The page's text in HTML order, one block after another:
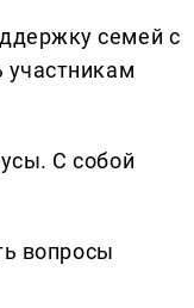
семей с
участникам
С собой
вопросы